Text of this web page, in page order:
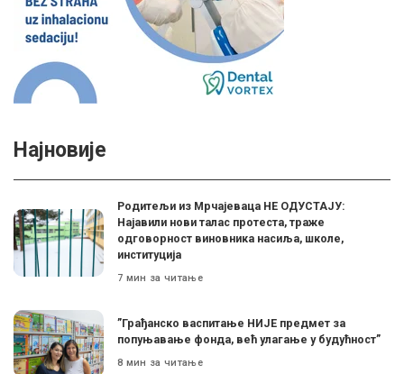
Најновије
Родитељи из Мрчајеваца НЕ ОДУСТАЈУ:
Најавили нови талас протеста, траже
одговорност виновника насиља, школе,
институција
7 мин за читање
”Грађанско васпитање НИЈЕ предмет за
попуњавање фонда, већ улагање у будућност”
8 мин за читање